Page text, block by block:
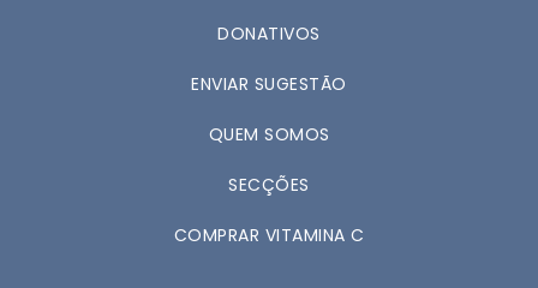
DONATIVOS
ENVIAR SUGESTÃO
QUEM SOMOS
SECÇÕES
COMPRAR VITAMINA C